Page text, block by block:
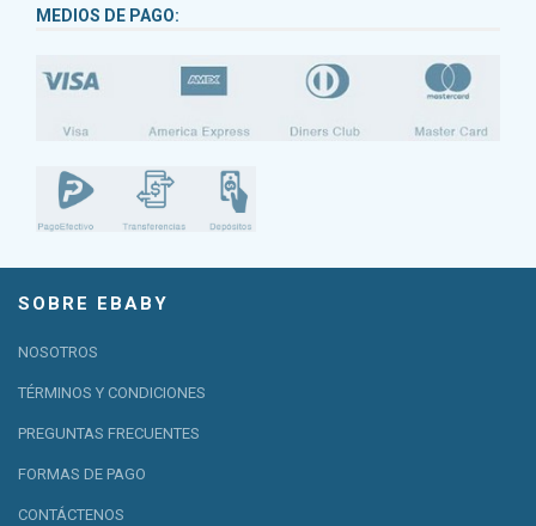
MEDIOS DE PAGO:
SOBRE EBABY
NOSOTROS
TÉRMINOS Y CONDICIONES
PREGUNTAS FRECUENTES
FORMAS DE PAGO
CONTÁCTENOS